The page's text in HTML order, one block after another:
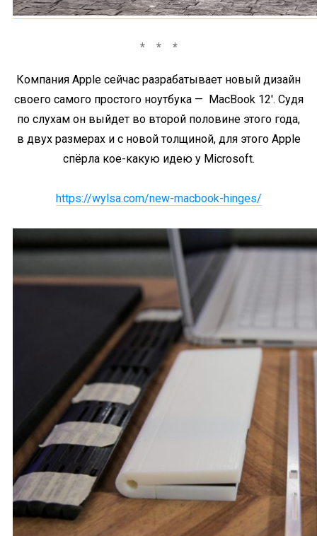
Компания Apple сейчас разрабатывает новый дизайн
своего самого простого ноутбука — MacBook 12′. Судя
по слухам он выйдет во второй половине этого года,
в двух размерах и с новой толщиной, для этого Apple
спёрла кое-какую идею у Microsoft.
https://wylsa.com/new-macbook-hinges/